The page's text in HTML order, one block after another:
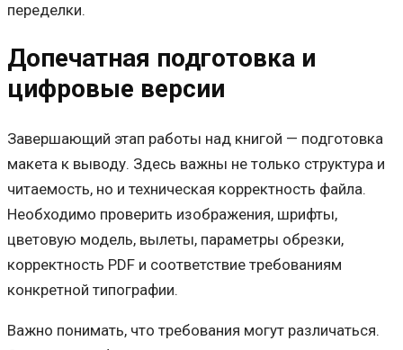
переделки.
Допечатная подготовка и
цифровые версии
Завершающий этап работы над книгой — подготовка
макета к выводу. Здесь важны не только структура и
читаемость, но и техническая корректность файла.
Необходимо проверить изображения, шрифты,
цветовую модель, вылеты, параметры обрезки,
корректность PDF и соответствие требованиям
конкретной типографии.
Важно понимать, что требования могут различаться.